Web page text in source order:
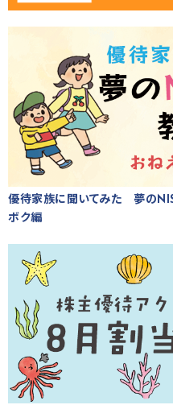
優待家族に聞いてみた 夢の
ボク編